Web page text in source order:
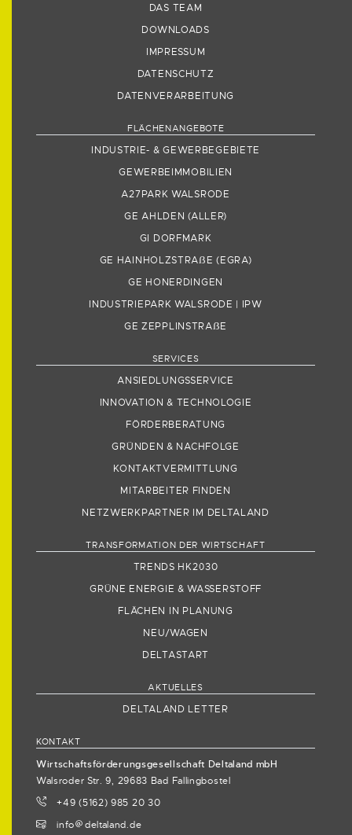
DAS TEAM
DOWNLOADS
IMPRESSUM
DATENSCHUTZ
DATENVERARBEITUNG
FLÄCHENANGEBOTE
INDUSTRIE- & GEWERBEGEBIETE
GEWERBEIMMOBILIEN
A27PARK WALSRODE
GE AHLDEN (ALLER)
GI DORFMARK
GE HAINHOLZSTRAẞE (EGRA)
GE HONERDINGEN
INDUSTRIEPARK WALSRODE | IPW
GE ZEPPLINSTRAẞE
SERVICES
ANSIEDLUNGSSERVICE
INNOVATION & TECHNOLOGIE
FÖRDERBERATUNG
GRÜNDEN & NACHFOLGE
KONTAKTVERMITTLUNG
MITARBEITER FINDEN
NETZWERKPARTNER IM DELTALAND
TRANSFORMATION DER WIRTSCHAFT
TRENDS HK2030
GRÜNE ENERGIE & WASSERSTOFF
FLÄCHEN IN PLANUNG
NEU/WAGEN
DELTASTART
AKTUELLES
DELTALAND LETTER
KONTAKT
Wirtschaftsförderungsgesellschaft Deltaland mbH
Walsroder Str. 9, 29683 Bad Fallingbostel
+49 (5162) 985 20 30
info
deltaland.de